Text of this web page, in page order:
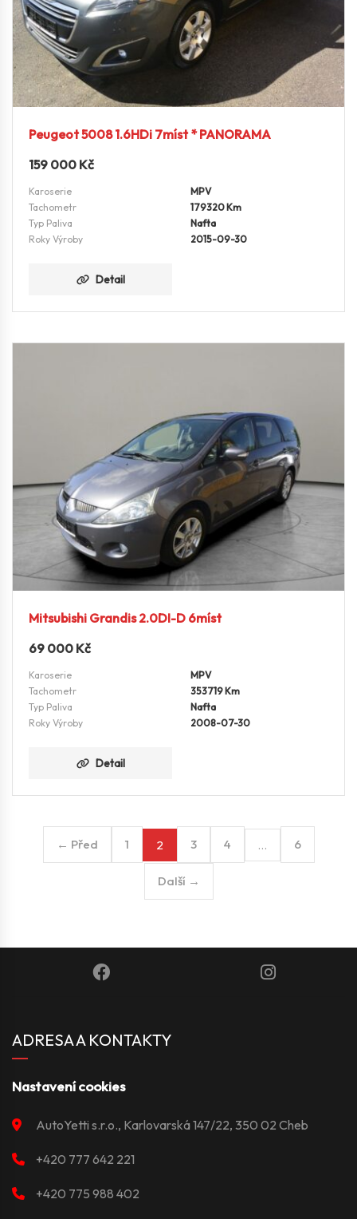
Peugeot 5008 1.6HDi 7míst * PANORAMA
159 000 Kč
Karoserie
MPV
Tachometr
179320 Km
Typ Paliva
Nafta
Roky Výroby
2015-09-30
Detail
Mitsubishi Grandis 2.0DI-D 6míst
69 000 Kč
Karoserie
MPV
Tachometr
353719 Km
Typ Paliva
Nafta
Roky Výroby
2008-07-30
Detail
← Před 1 2 3 4 … 6
Další →
ADRESA A KONTAKTY
Nastavení cookies
AutoYetti s.r.o., Karlovarská 147/22, 350 02 Cheb
+420 777 642 221
+420 775 988 402